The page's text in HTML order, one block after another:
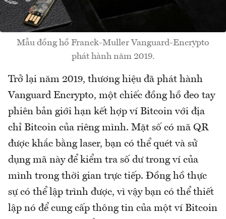
Mẫu đồng hồ Franck-Muller Vanguard-Encrypto
phát hành năm 2019.
Trở lại năm 2019, thương hiệu đã phát hành
Vanguard Encrypto, một chiếc đồng hồ đeo tay
phiên bản giới hạn kết hợp ví Bitcoin với địa
chỉ Bitcoin của riêng mình. Mặt số có mã QR
được khắc bằng laser, bạn có thể quét và sử
dụng mã này để kiểm tra số dư trong ví của
mình trong thời gian trực tiếp. Đồng hồ thực
sự có thể lập trình được, vì vậy bạn có thể thiết
lập nó để cung cấp thông tin của một ví Bitcoin